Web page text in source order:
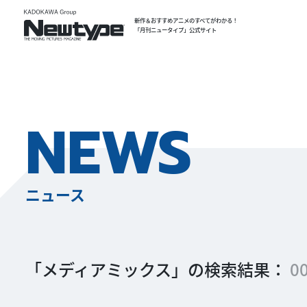
新作＆おすすめアニメのすべてがわかる！
「月刊ニュータイプ」公式サイト
NEWS
ニュース
「メディアミックス」の検索結果：